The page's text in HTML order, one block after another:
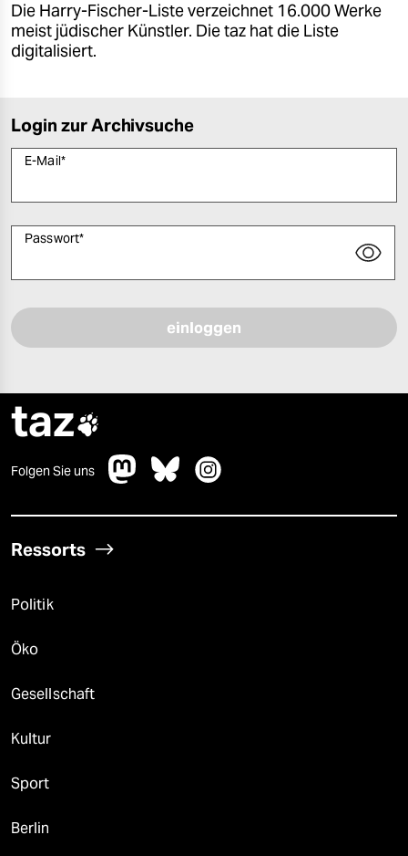
Die Harry-Fischer-Liste verzeichnet 16.000 Werke
meist jüdischer Künstler. Die taz hat die Liste
digitalisiert.
Login zur Archivsuche
E-Mail*
Passwort*
taz
Folgen Sie uns
Ressorts
Politik
Öko
Gesellschaft
Kultur
Sport
Berlin